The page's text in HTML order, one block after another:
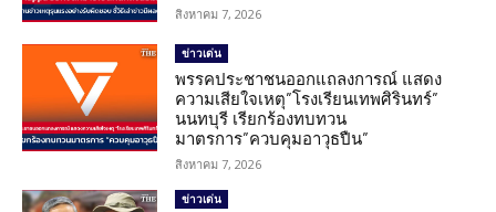
สิงหาคม 7, 2026
ข่าวเด่น
พรรคประชาชนออกแถลงการณ์ แสดง
ความเสียใจเหตุ”โรงเรียนเทพศิรินทร์”
นนทบุรี เรียกร้องทบทวน
มาตรการ”ควบคุมอาวุธปืน”
สิงหาคม 7, 2026
ข่าวเด่น